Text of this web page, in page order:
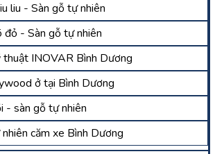
liu - Sàn gỗ tự nhiên
đỏ - Sàn gỗ tự nhiên
thuật INOVAR Bình Dương
ở tại Bình Dương
- sàn gỗ tự nhiên
căm xe Bình Dương